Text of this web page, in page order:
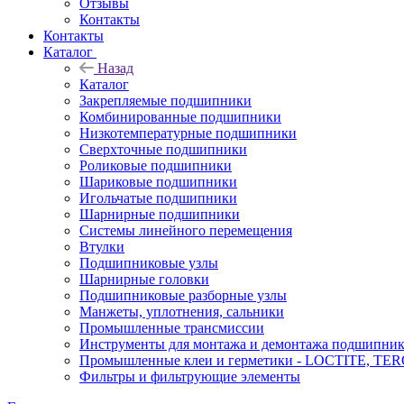
Отзывы
Контакты
Контакты
Каталог
Назад
Каталог
Закрепляемые подшипники
Комбинированные подшипники
Низкотемпературные подшипники
Сверхточные подшипники
Роликовые подшипники
Шариковые подшипники
Игольчатые подшипники
Шарнирные подшипники
Системы линейного перемещения
Втулки
Подшипниковые узлы
Шарнирные головки
Подшипниковые разборные узлы
Манжеты, уплотнения, сальники
Промышленные трансмиссии
Инструменты для монтажа и демонтажа
Промышленные клеи и герметики - LOCTITE,
Фильтры и фильтрующие элементы